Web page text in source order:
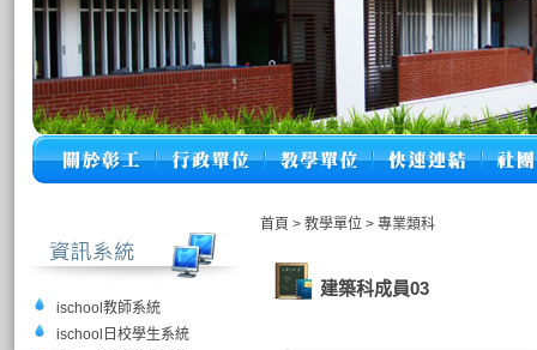
ischool教師系統
ischool日校學生系統
首頁 > 教學單位 > 專業類科
建築科成員03